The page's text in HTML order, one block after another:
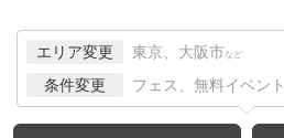
エリア変更 東京、大阪市 など
条件変更 フェス、無料イベント